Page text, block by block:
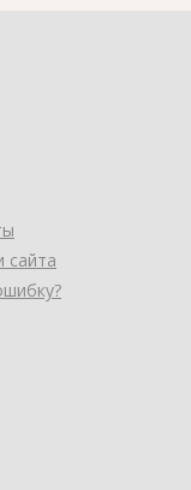
сайта